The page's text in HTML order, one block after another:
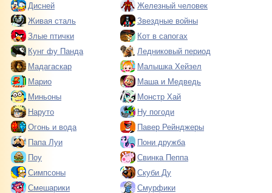
Дисней
Железный человек
Живая сталь
Звездные войны
Злые птички
Кот в сапогах
Кунг фу Панда
Ледниковый период
Мадагаскар
Малышка Хейзел
Марио
Маша и Медведь
Миньоны
Монстр Хай
Наруто
Ну погоди
Огонь и вода
Павер Рейнджеры
Папа Луи
Пони дружба
Поу
Свинка Пеппа
Симпсоны
Скуби Ду
Смешарики
Смурфики